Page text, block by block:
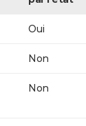
Oui
Non
Non